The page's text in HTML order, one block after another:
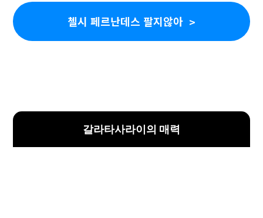
첼시 페르난데스 팔지않아
갈라타사라이의 매력